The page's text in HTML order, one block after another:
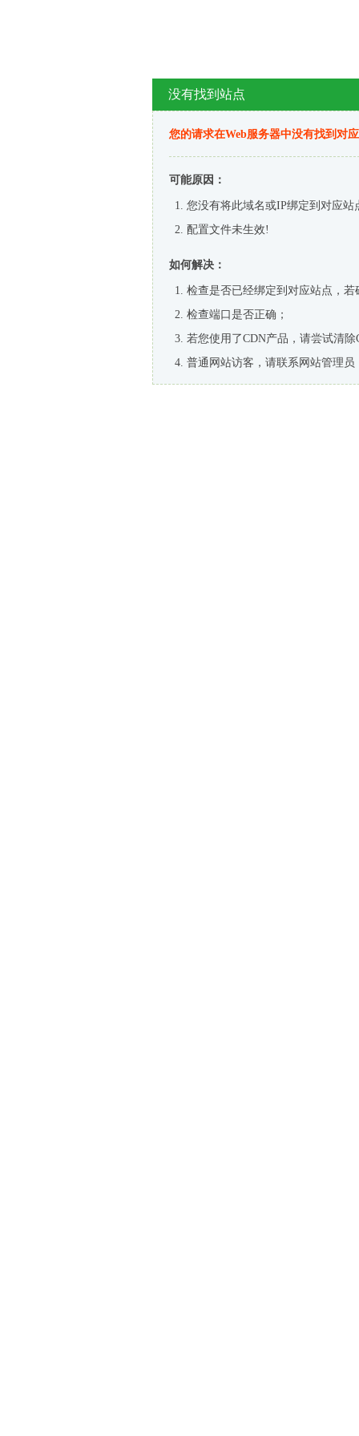
没有找到站点
您的请求在Web服务器中没有找到对
可能原因：
您没有将此域名或IP绑定到对应站
配置文件未生效!
如何解决：
检查是否已经绑定到对应站点，
检查端口是否正确；
若您使用了CDN产品，请尝试清除
普通网站访客，请联系网站管理员